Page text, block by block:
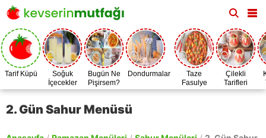
Tarif Küpü
Soğuk
İçecekler
Bugün Ne
Pişirsem?
Dondurmalar
Taze
Fasulye
Zamanı
Çilekli
Tarifleri
2. Gün Sahur Menüsü